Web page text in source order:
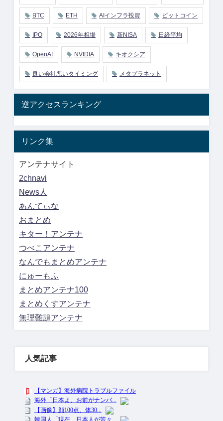
BTC ETH AIインフラ投資 ビットコイン
IPO 2026年相場 新NISA 日経平均
OpenAI NVIDIA キオクシア
良い会社悪いタイミング メタプラネット
逆アクセスランキング
リンク集
アンテナサイト
2chnavi
News人
あんてぃな
おまとめ
キター！アンテナ
つべこアンテナ
なんでもまとめアンテナ
にゅーもふ
まとめアンテナ100
まとめくすアンテナ
無理難題アンテナ
人気記事